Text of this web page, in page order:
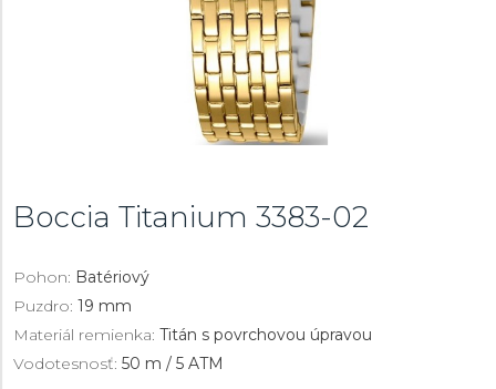
Boccia Titanium 3383-02
Pohon: Batériový
Puzdro: 19 mm
Materiál remienka: Titán s povrchovou úpravou
Vodotesnosť: 50 m / 5 ATM